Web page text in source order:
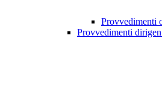
Provvedimenti
Provvedimenti